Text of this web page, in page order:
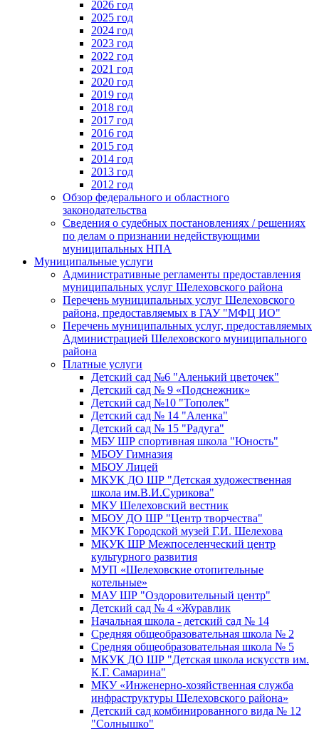
2026 год
2025 год
2024 год
2023 год
2022 год
2021 год
2020 год
2019 год
2018 год
2017 год
2016 год
2015 год
2014 год
2013 год
2012 год
Обзор федерального и областного
законодательства
Сведения о судебных постановлениях / решениях
по делам о признании недействующими
муниципальных НПА
Муниципальные услуги
Административные регламенты предоставления
муниципальных услуг Шелеховского района
Перечень муниципальных услуг Шелеховского
района, предоставляемых в ГАУ "МФЦ ИО"
Перечень муниципальных услуг, предоставляемых
Администрацией Шелеховского муниципального
района
Платные услуги
Детский сад №6 "Аленький цветочек"
Детский сад № 9 «Подснежник»
Детский сад №10 "Тополек"
Детский сад № 14 "Аленка"
Детский сад № 15 "Радуга"
МБУ ШР спортивная школа "Юность"
МБОУ Гимназия
МБОУ Лицей
МКУК ДО ШР "Детская художественная
школа им.В.И.Сурикова"
МКУ Шелеховский вестник
МБОУ ДО ШР "Центр творчества"
МКУК Городской музей Г.И. Шелехова
МКУК ШР Межпоселенческий центр
культурного развития
МУП «Шелеховские отопительные
котельные»
МАУ ШР "Оздоровительный центр"
Детский сад № 4 «Журавлик
Начальная школа - детский сад № 14
Средняя общеобразовательная школа № 2
Средняя общеобразовательная школа № 5
МКУК ДО ШР "Детская школа искусств им.
К.Г. Самарина"
МКУ «Инженерно-хозяйственная служба
инфраструктуры Шелеховского района»
Детский сад комбинированного вида № 12
"Солнышко"